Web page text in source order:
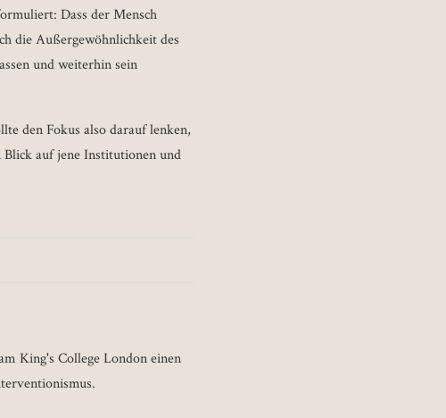
Dass der Mensch
die Außergewöhnlichkeit des
und weiterhin sein
den Fokus also darauf lenken,
Blick auf jene Institutionen und
King's College London einen